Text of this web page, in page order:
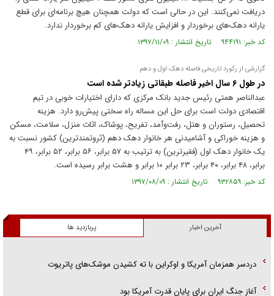
دریافت نمی‌کنند. این در حالی است که دولت همچنان هیچ برنامه‌ای برای قطع
یارانه دهک‌های برخوردار و افزایش یارانه دهک‌های کم برخوردار ندارد.
کد خبر: ۹۴۴۱۹۱ تاریخ انتشار : ۱۳۹۷/۱۱/۰۹
گزارشی از رکورد تاریخی فاصله دهک اول و دهم
در طول ۶ سال اخیر فاصله طبقاتی زیادتر شده است
عبدالناصر همتی رئیس جدید بانک مرکزی که دارای اختیارات خوبی در تیم
اقتصادی دولت است برای حل این مساله راه سختی پیش‌رو دارد. هزینه
تحصیل، رستوران و هتل، رفت‌وآمد، تفریح، پوشاک، اثاث منزل، سلامت، مسکن
و هزینه خوراکی و آشامیدنی هر خانوار دهک دهم (ثروتمندترین) کشور نسبت به
یک خانوار دهک اول (فقیرترین) به ترتیب به ۵۷ برابر، ۵۶ برابر، ۵۲ برابر، ۴۹
برابر، ۴۸ برابر، ۴۰ برابر، ۲۳ برابر ۱۰ برابر و هشت برابر رسیده است.
کد خبر: ۹۳۲۸۵۹ تاریخ انتشار : ۱۳۹۷/۰۸/۰۹
آخرین اخبار پربازدید ها
دردسر همزمان آمریکا و اوکراین با ته کشیدن موشک‌های پاتریوت
آغاز جنگ ایران برای پایان قدرت آمریکا بود